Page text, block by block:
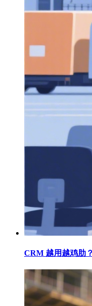
CRM 越用越鸡肋